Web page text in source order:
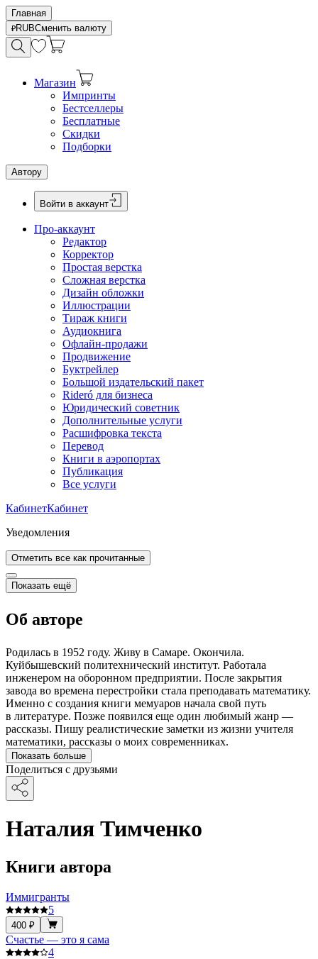
Главная
RUBСменить валюту
Магазин
Импринты
Бестселлеры
Бесплатные
Скидки
Подборки
Автору
Войти в аккаунт
Про-аккаунт
Редактор
Корректор
Простая верстка
Сложная верстка
Дизайн обложки
Иллюстрации
Тираж книги
Аудиокнига
Офлайн-продажи
Продвижение
Буктрейлер
Большой издательский пакет
Rideró для бизнеса
Юридический советник
Дополнительные услуги
Расшифровка текста
Перевод
Книги в аэропортах
Публикация
Все услуги
КабинетКабинет
Уведомления
Отметить все как прочитанные
Показать ещё
Об авторе
Родилась в 1952 году. Живу в Самаре. Окончила.
Куйбышевский политехнический институт. Работала
инженером на оборонном предприятии. После закрытия
завода во времена перестройки стала преподавать математику.
Именно с создания книги мемуаров начала свой путь
в литературе. Позже появился еще один любимый жанр —
рассказы. Пишу реалистические заметки из жизни учителя
математики, рассказы о моих современниках.
Показать больше
Поделиться с друзьями
Наталия Тимченко
Книги автора
Иммигранты
5
400 ₽
Счастье — это я сама
4